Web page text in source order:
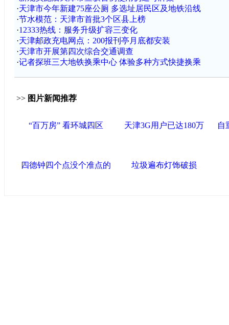
·天津市今年新建75座公厕 多选址居民区及地铁沿线
·节水模范：天津市首批3个区县上榜
·12333热线：服务升级扩容三变化
·天津邮政充电网点：200报刊亭月底都安装
·天津市开展第四次综合交通调查
·记者探班三大地铁换乘中心 体验多种方式快捷换乘
>> 图片新闻推荐
“百万房” 看环城四区 天津3G用户已达180万 自
四德钟四个点没个准点的 垃圾遍布灯饰破损